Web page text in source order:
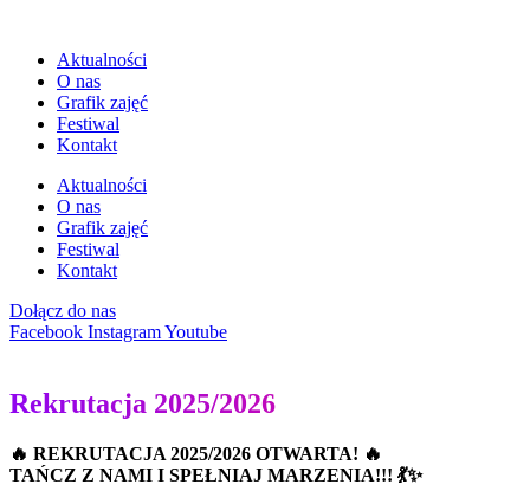
Aktualności
O nas
Grafik zajęć
Festiwal
Kontakt
Aktualności
O nas
Grafik zajęć
Festiwal
Kontakt
Dołącz do nas
Facebook InstagramYoutube
Rekrutacja 2025/2026
🔥 REKRUTACJA 2025/2026 OTWARTA! 🔥
TAŃCZ Z NAMI I SPEŁNIAJ MARZENIA!!! 💃✨